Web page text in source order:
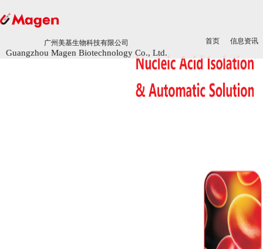
广州美基生物科技有限公司
Guangzhou Magen Biotechnology Co., Ltd.
首页 信息资讯
广州美基生物科技有限公司
Guangzhou Magen Biotechnology Co., Ltd.
首页 信息资讯